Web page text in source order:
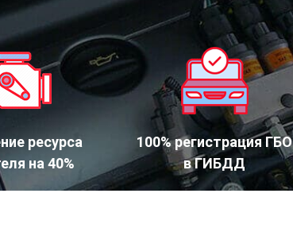
ресурса
на 40%
100% регистрация ГБО
в ГИБДД